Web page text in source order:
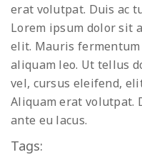
erat volutpat. Duis ac
Lorem ipsum dolor sit
elit. Mauris fermentum
aliquam leo. Ut tellus
vel, cursus eleifend,
Aliquam erat volutpat.
ante eu lacus.
Tags: